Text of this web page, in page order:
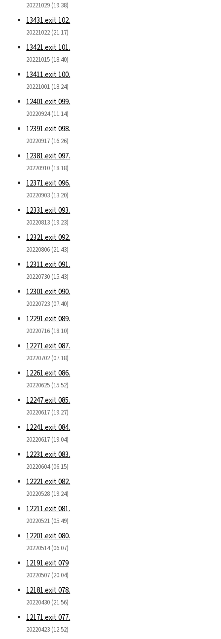
20221029 (19.38)
13431.exit 102.
20221022 (21.17)
13421.exit 101.
20221015 (18.40)
13411.exit 100.
20221001 (18.24)
12401.exit 099.
20220924 (11.14)
12391.exit 098.
20220917 (16.26)
12381.exit 097.
20220910 (18.18)
12371.exit 096.
20220903 (13.20)
12331.exit 093.
20220813 (19.23)
12321.exit 092.
20220806 (21.43)
12311.exit 091.
20220730 (15.43)
12301.exit 090.
20220723 (07.40)
12291.exit 089.
20220716 (18.10)
12271.exit 087.
20220702 (07.18)
12261.exit 086.
20220625 (15.52)
12247.exit 085.
20220617 (19.27)
12241.exit 084.
20220617 (19.04)
12231.exit 083.
20220604 (06.15)
12221.exit 082.
20220528 (19.24)
12211.exit 081.
20220521 (05.49)
12201.exit 080.
20220514 (06.07)
12191.exit 079
20220507 (20.04)
12181.exit 078.
20220430 (21.56)
12171.exit 077.
20220423 (12.52)